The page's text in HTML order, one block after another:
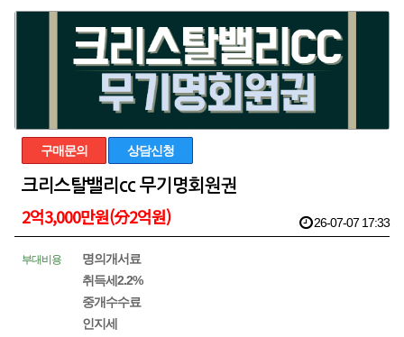
구매문의 상담신청
크리스탈밸리cc 무기명회원권
2억3,000만원(分2억원)
부대비용
명의개서료
취득세2.2%
중개수수료
인지세
26-07-07 17:33